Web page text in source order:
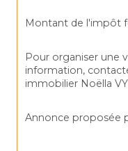
Montant de l'impôt
Pour organiser une
information,
immobilier Noëlla
Annonce proposée